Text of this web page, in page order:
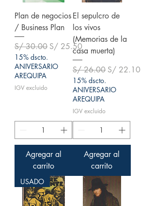
Plan de negocios
/ Business Plan
Precio
S/ 30.00 Precio de oferta
S/ 25.50
15% dscto.
ANIVERSARIO
AREQUIPA
IGV excluido
Agregar al
carrito
El sepulcro de
los vivos
(Memorias de la
casa muerta)
Precio
S/ 26.00 Precio de oferta
S/ 22.10
15% dscto.
ANIVERSARIO
AREQUIPA
IGV excluido
Agregar al
carrito
USADO